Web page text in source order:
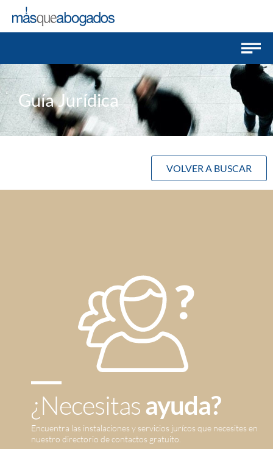
Guía Jurídica
VOLVER A BUSCAR
¿Necesitasayuda?
Encuentra las instalaciones y servicios jurícos que necesites en
nuestro directorio de contactos gratuito.